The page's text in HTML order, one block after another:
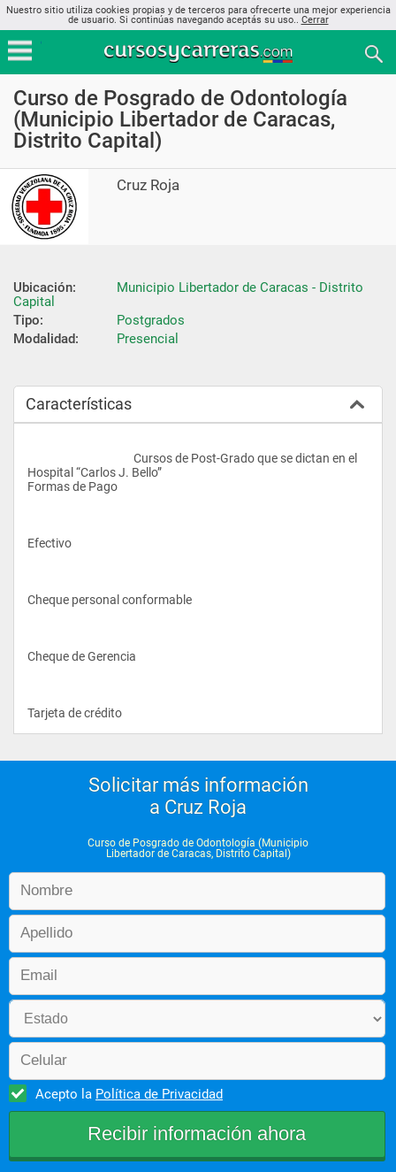
Nuestro sitio utiliza cookies propias y de terceros para ofrecerte una mejor experiencia
de usuario. Si continúas navegando aceptás su uso.. Cerrar
Curso de Posgrado de Odontología
(Municipio Libertador de Caracas,
Distrito Capital)
Cruz Roja
Ubicación:
Municipio Libertador de Caracas - Distrito
Capital
Tipo:
Postgrados
Modalidad:
Presencial
Características
Hospital “Carlos J. Bello”
Formas de Pago
Efectivo
Cheque personal conformable
Cheque de Gerencia
Solicitar más información
a Cruz Roja
Curso de Posgrado de Odontología (Municipio
Libertador de Caracas, Distrito Capital)
Acepto la Política de Privacidad